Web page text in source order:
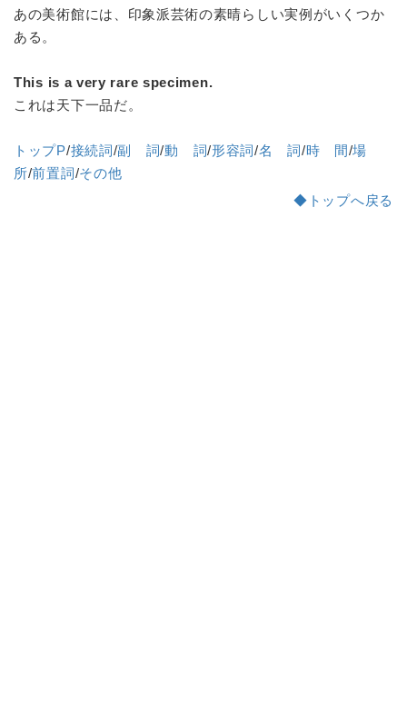
あの美術館には、印象派芸術の素晴らしい実例がいくつか
ある。
This is a very rare specimen.
これは天下一品だ。
トップP/接続詞/副 詞/動 詞/形容詞/名 詞/時 間/場
所/前置詞/その他
◆トップへ戻る